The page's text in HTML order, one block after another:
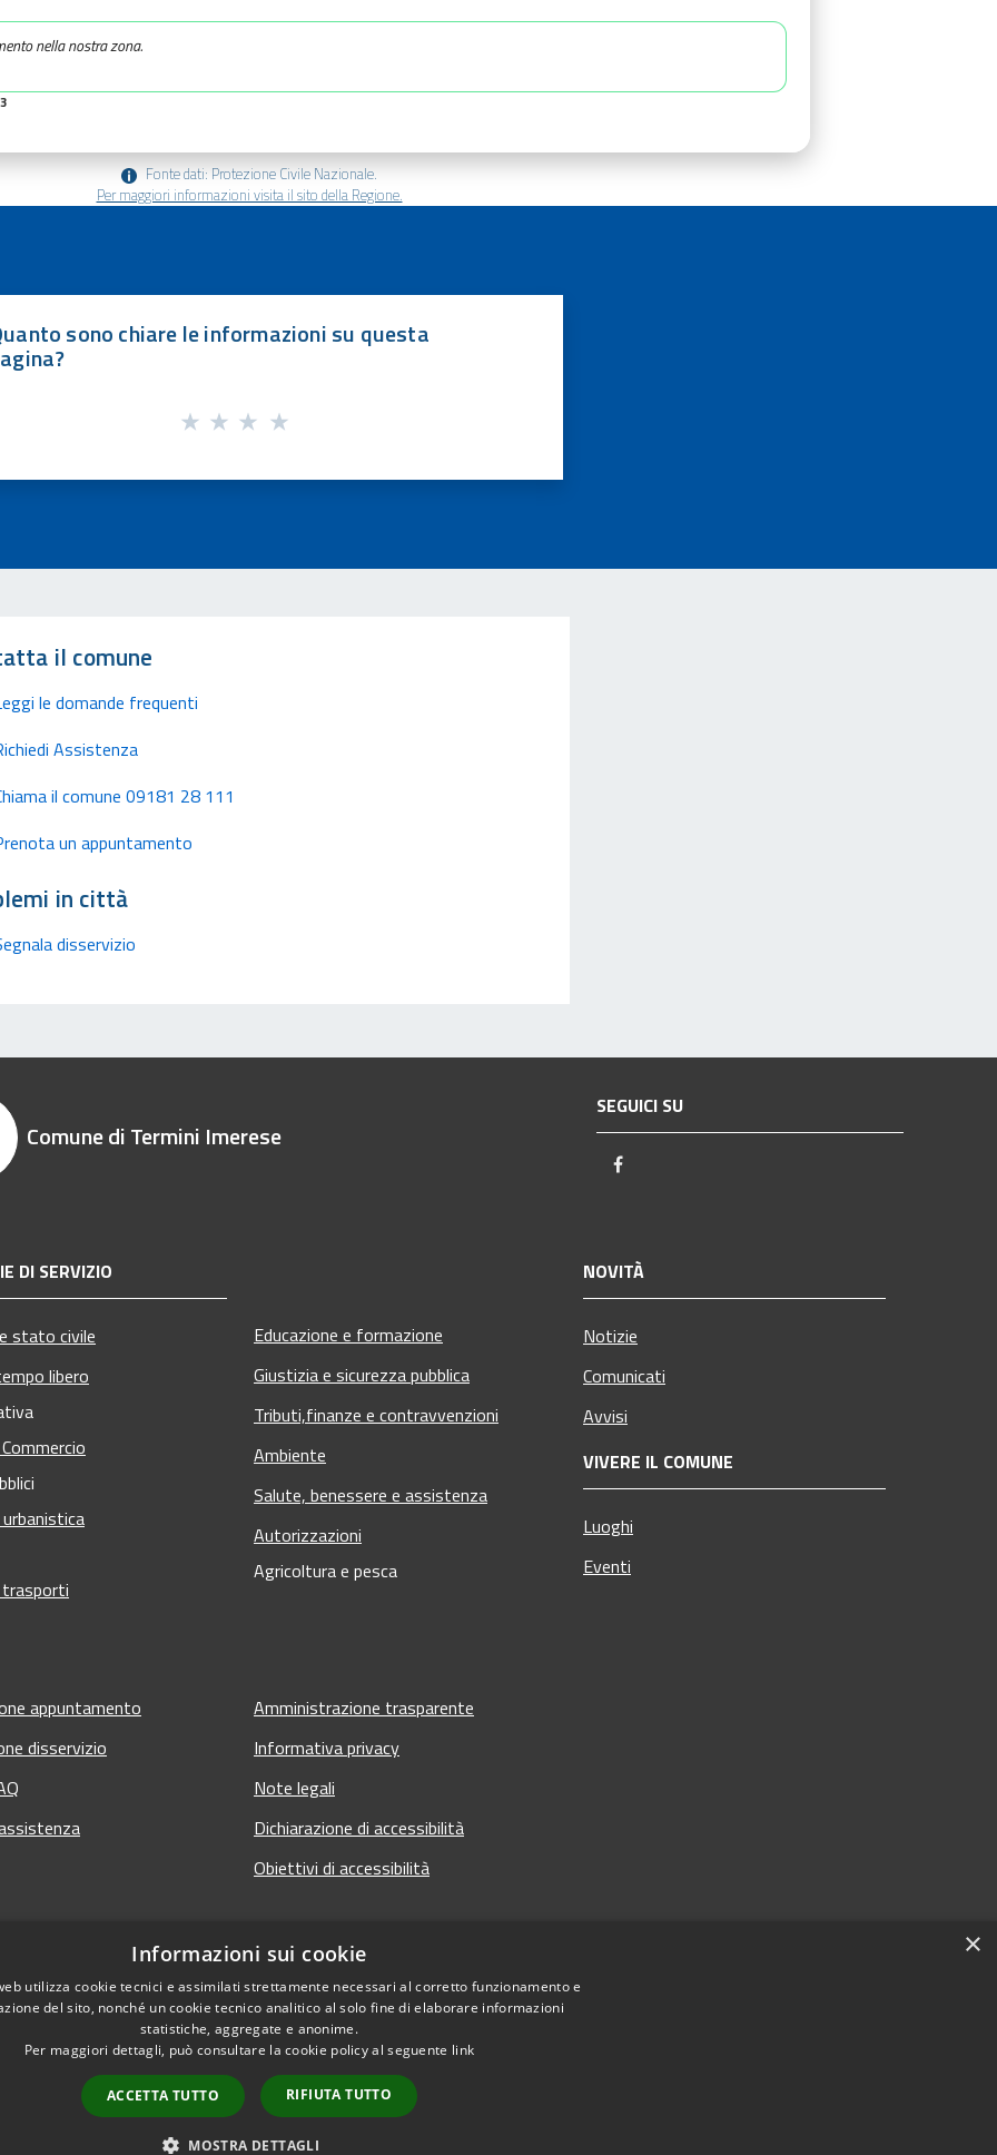
nella nostra zona.
Fonte dati: Protezione Civile Nazionale.
Per maggiori informazioni visita il sito della Regione.
sono chiare le informazioni su questa
il comune
le domande frequenti
Assistenza
il comune 09181 28 111
un appuntamento
in città
disservizio
Comune di Termini Imerese
SEGUICI SU
DI SERVIZIO
stato civile
libero
Educazione e formazione
Giustizia e sicurezza pubblica
Tributi,finanze e contravvenzioni
Ambiente
Salute, benessere e assistenza
Autorizzazioni
Agricoltura e pesca
NOVITÀ
Notizie
Comunicati
Avvisi
VIVERE IL COMUNE
Luoghi
Eventi
appuntamento
disservizio
Amministrazione trasparente
Informativa privacy
Note legali
Dichiarazione di accessibilità
Obiettivi di accessibilità
Copyright © 2026 • Comune di Termini Imerese • Powered by
×
Informazioni sui cookie
utilizza cookie tecnici e assimilati strettamente necessari al corretto funzionamento e
del sito, nonché un cookie tecnico analitico al solo fine di elaborare informazioni
statistiche, aggregate e anonime.
Per maggiori dettagli, può consultare la cookie policy al seguente link
ACCETTA TUTTO RIFIUTA TUTTO
MOSTRA DETTAGLI